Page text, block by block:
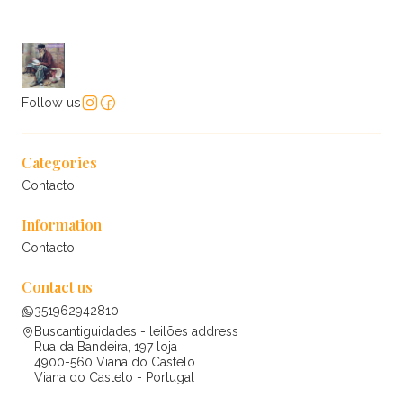
Follow us
Categories
Contacto
Information
Contacto
Contact us
351962942810
Buscantiguidades - leilões address
Rua da Bandeira, 197 loja
4900-560 Viana do Castelo
Viana do Castelo - Portugal